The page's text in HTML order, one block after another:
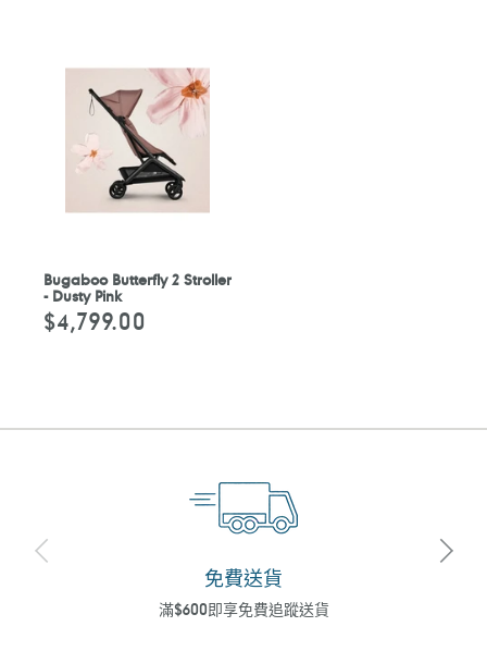
Bugaboo Butterfly 2 Stroller
- Dusty Pink
定
價
$4,799.00
免費送貨
滿$600即享免費追蹤送貨